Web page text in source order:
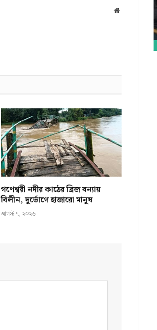
Website
গণেশ্বরী নদীর কাঠের ব্রিজ বন্যায়
বিলীন, দুর্ভোগে হাজারো মানুষ
আগস্ট ৭, ২০২৬